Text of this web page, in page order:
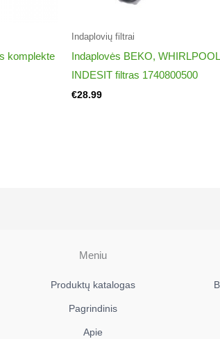
komplekte
Indaplovių filtrai​
Indaplovės BEKO,
INDESIT filtras 1740800500
€28.99
Meniu
Produktų katalogas
Pagrindinis
Apie